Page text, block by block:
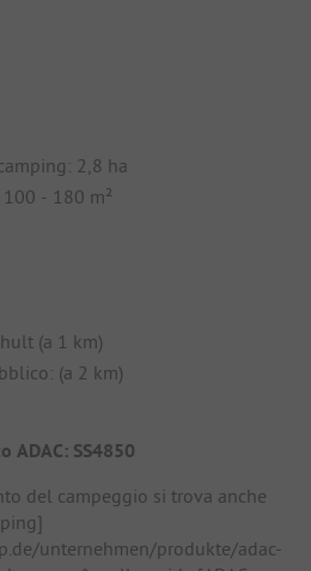
2,8 ha
- 180 m²
(a 1 km)
(a 2 km)
ADAC: SS4850
del campeggio si trova anche
unternehmen/produkte/adac-